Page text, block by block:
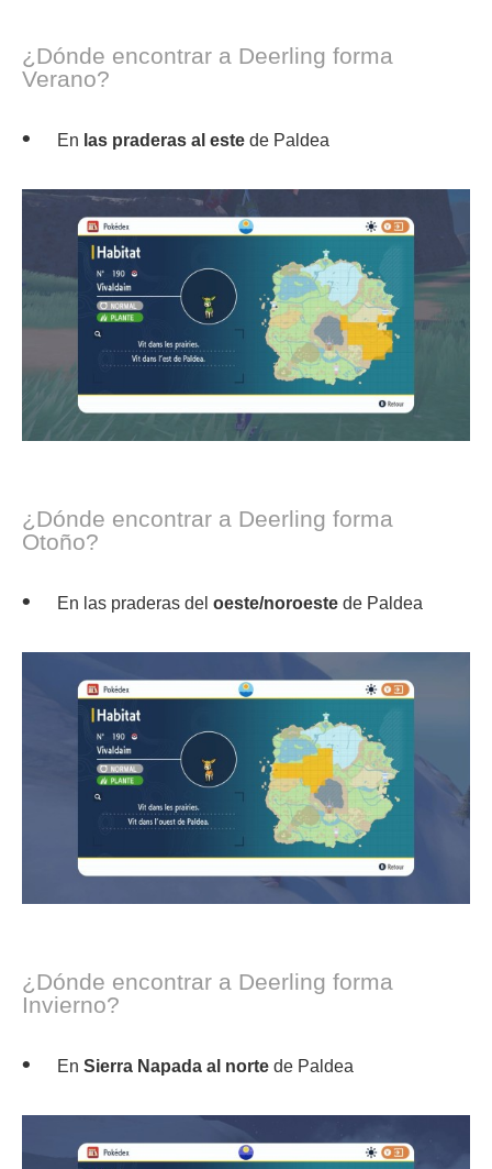
¿Dónde encontrar a Deerling forma
Verano?
En las praderas al este de Paldea
¿Dónde encontrar a Deerling forma
Otoño?
En las praderas del oeste/noroeste de Paldea
¿Dónde encontrar a Deerling forma
Invierno?
En Sierra Napada al norte de Paldea